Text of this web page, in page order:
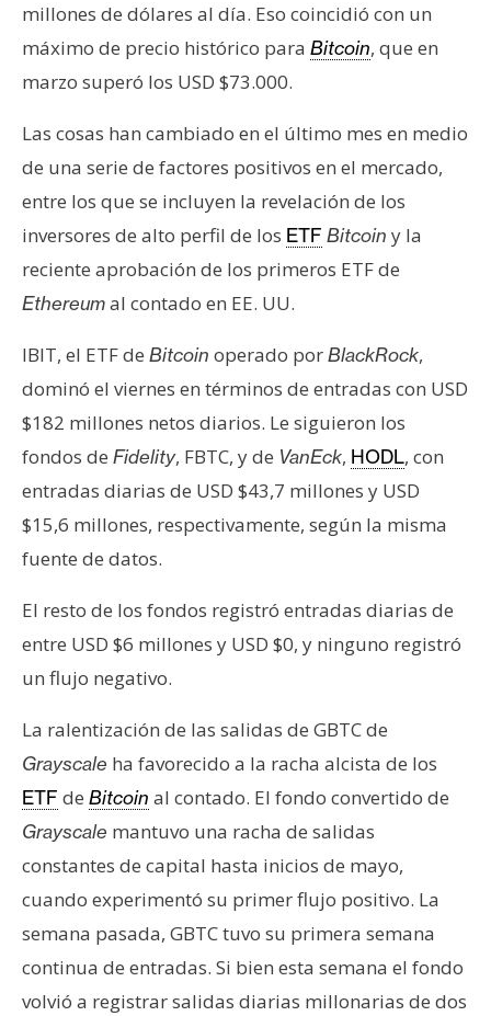
r
e
n
a
T
e
m
a
R
e
c
u
s
o
n
a
c
t
o
P
u
b
l
millones de dólares al día. Eso coincidió con un
máximo de precio histórico para Bitcoin, que en
marzo superó los USD $73.000.
Las cosas han cambiado en el último mes en medio
de una serie de factores positivos en el mercado,
entre los que se incluyen la revelación de los
inversores de alto perfil de los ETF Bitcoin y la
reciente aprobación de los primeros ETF de
Ethereumal contado en EE. UU.
IBIT, el ETF de Bitcoin operado porBlackRock,
dominó el viernes en términos de entradas con USD
$182 millones netos diarios. Le siguieron los
fondos de Fidelity, FBTC, y de VanEck, HODL, con
entradas diarias de USD $43,7 millones y USD
$15,6 millones, respectivamente, según la misma
fuente de datos.
El resto de los fondos registró entradas diarias de
entre USD $6 millones y USD $0, y ninguno registró
un flujo negativo.
La ralentización de las salidas de GBTC de
Grayscale ha favorecido a la racha alcista de los
ETF de Bitcoin al contado. El fondo convertido de
Grayscale mantuvo una racha de salidas
constantes de capital hasta inicios de mayo,
cuando experimentó su primer flujo positivo. La
semana pasada, GBTC tuvo su primera semana
continua de entradas. Si bien esta semana el fondo
volvió a registrar salidas diarias millonarias de dos